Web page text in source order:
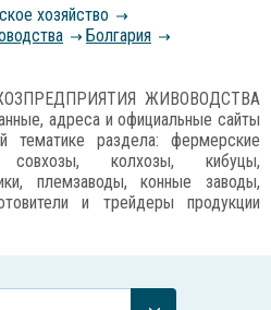
хозяйство
Болгария
ЖИВОВОДСТВА
адреса и официальные сайты
тематике раздела: фермерские
совхозы, колхозы, кибуцы,
племзаводы, конные заводы,
и трейдеры продукции